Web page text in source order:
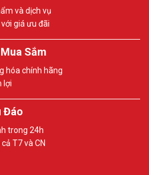
và dịch vụ
giá ưu đãi
Sắm
hóa chính hãng
lợi
Đáo
trong 24h
T7 và CN